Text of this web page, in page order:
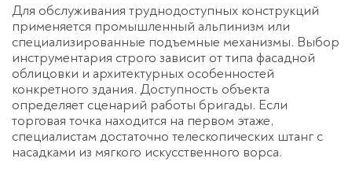
Для обслуживания труднодоступных конструкций
применяется промышленный альпинизм или
специализированные подъемные механизмы. Выбор
инструментария строго зависит от типа фасадной
облицовки и архитектурных особенностей
конкретного здания. Доступность объекта
определяет сценарий работы бригады. Если
торговая точка находится на первом этаже,
специалистам достаточно телескопических штанг с
насадками из мягкого искусственного ворса.